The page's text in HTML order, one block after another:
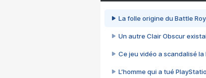
La folle origine du Battle
Un autre Clair Obscur
Ce jeu vidéo a scandalisé
L’homme qui a tué